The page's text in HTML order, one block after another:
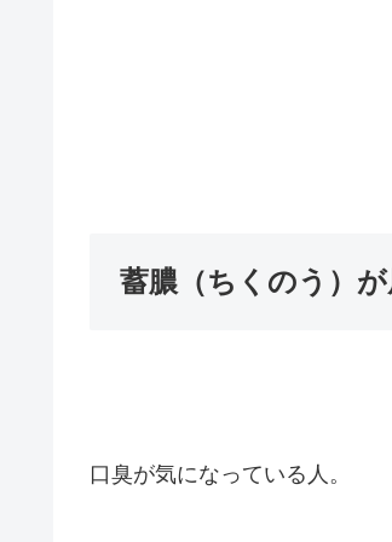
蓄膿（ちくのう）が
口臭が気になっている人。